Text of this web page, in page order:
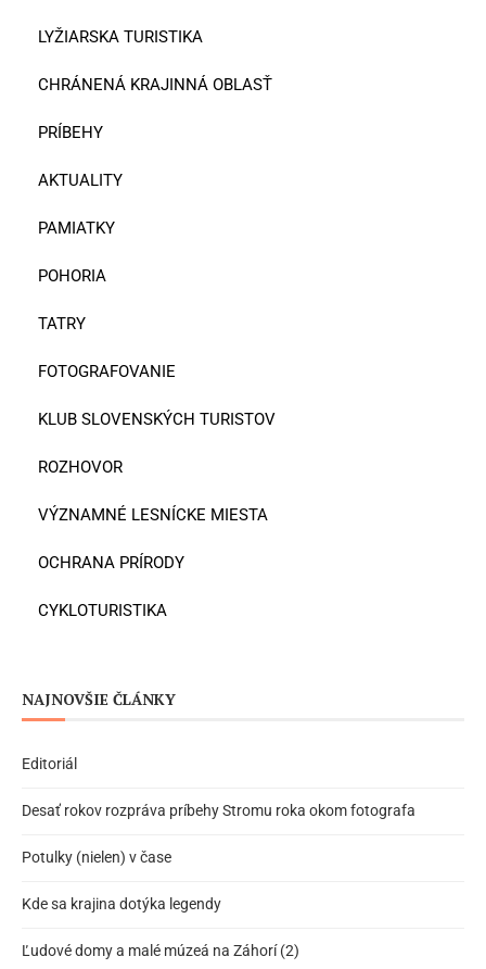
LYŽIARSKA TURISTIKA
CHRÁNENÁ KRAJINNÁ OBLASŤ
PRÍBEHY
AKTUALITY
PAMIATKY
POHORIA
TATRY
FOTOGRAFOVANIE
KLUB SLOVENSKÝCH TURISTOV
ROZHOVOR
VÝZNAMNÉ LESNÍCKE MIESTA
OCHRANA PRÍRODY
CYKLOTURISTIKA
NAJNOVŠIE ČLÁNKY
Editoriál
Desať rokov rozpráva príbehy Stromu roka okom fotografa
Potulky (nielen) v čase
Kde sa krajina dotýka legendy
Ľudové domy a malé múzeá na Záhorí (2)